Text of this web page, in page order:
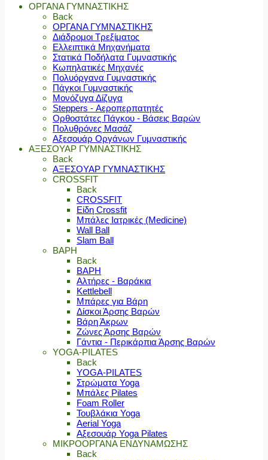
ΟΡΓΑΝΑ ΓΥΜΝΑΣΤΙΚΗΣ
Back
ΟΡΓΑΝΑ ΓΥΜΝΑΣΤΙΚΗΣ
Διάδρομοι Τρεξίματος
Ελλειπτικά Μηχανήματα
Στατικά Ποδήλατα Γυμναστικής
Κωπηλατικές Μηχανές
Πολυόργανα Γυμναστικής
Πάγκοι Γυμναστικής
Μονόζυγα Δίζυγα
Steppers - Αεροπερπατητές
Ορθοστάτες Πάγκου - Βάσεις Βαρών
Πολυθρόνες Μασάζ
Αξεσουάρ Οργάνων Γυμναστικής
ΑΞΕΣΟΥΑΡ ΓΥΜΝΑΣΤΙΚΗΣ
Back
ΑΞΕΣΟΥΑΡ ΓΥΜΝΑΣΤΙΚΗΣ
CROSSFIT
Back
CROSSFIT
Είδη Crossfit
Μπάλες Ιατρικές (Medicine)
Wall Ball
Slam Ball
ΒΑΡΗ
Back
ΒΑΡΗ
Αλτήρες - Βαράκια
Kettlebell
Μπάρες για Βάρη
Δίσκοι Άρσης Βαρών
Βάρη Άκρων
Ζώνες Άρσης Βαρών
Γάντια - Περικάρπια Άρσης Βαρών
YOGA-PILATES
Back
YOGA-PILATES
Στρώματα Yoga
Μπάλες Pilates
Foam Roller
Τουβλάκια Yoga
Aerial Yoga
Αξεσουάρ Yoga Pilates
ΜΙΚΡΟΟΡΓΑΝΑ ΕΝΔΥΝΑΜΩΣΗΣ
Back